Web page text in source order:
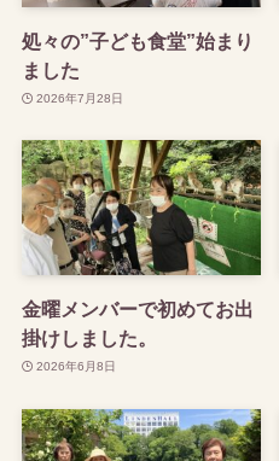
処々の”子ども食堂”始まり
ました
2026年7月28日
金曜メンバーで初めてお出
掛けしました。
2026年6月8日